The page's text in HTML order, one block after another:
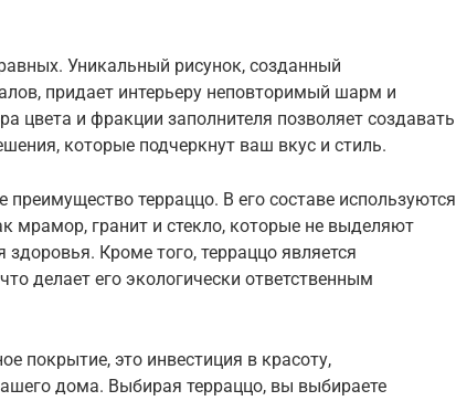
Уникальный рисунок, созданный
придает интерьеру неповторимый шарм и
цвета и фракции заполнителя позволяет создавать
которые подчеркнут ваш вкус и стиль.
терраццо. В его составе используются
мрамор, гранит и стекло, которые не выделяют
Кроме того, терраццо является
делает его экологически ответственным
покрытие, это инвестиция в красоту,
дома. Выбирая терраццо, вы выбираете